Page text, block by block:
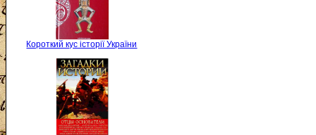
Короткий кус історії України